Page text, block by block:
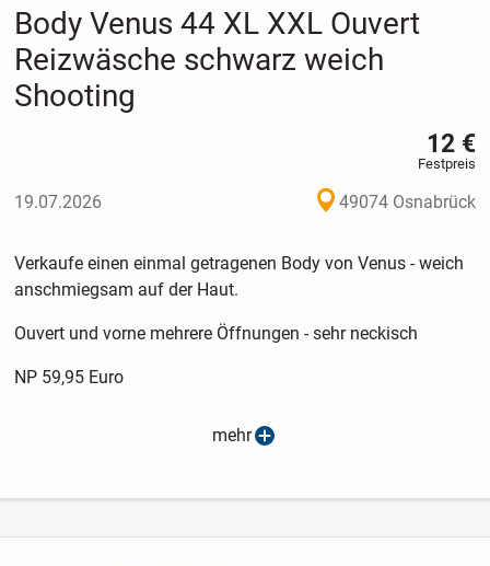
Body Venus 44 XL XXL Ouvert
Reizwäsche schwarz weich
Shooting
12 €
Festpreis
19.07.2026 49074 Osnabrück
Verkaufe einen einmal getragenen Body von Venus - weich
anschmiegsam auf der Haut.
Ouvert und vorne mehrere Öffnungen - sehr neckisch
NP 59,95 Euro
Einmal beim Shooting getragen (nein ich versende keine
mehr